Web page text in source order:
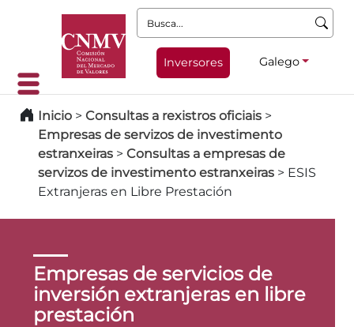
Busca:
Inversores Galego
Inicio > Consultas a rexistros oficiais >
Empresas de servizos de investimento
estranxeiras > Consultas a empresas de
servizos de investimento estranxeiras > ESIS
Extranjeras en Libre Prestación
Empresas de servicios de
inversión extranjeras en libre
prestación